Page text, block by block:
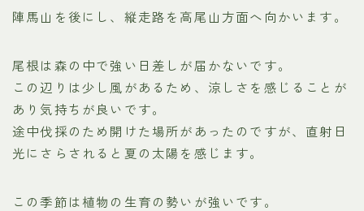
陣馬山を後にし、縦走路を高尾山方面へ向かいます。
尾根は森の中で強い日差しが届かないです。
この辺りは少し風があるため、涼しさを感じることが
あり気持ちが良いです。
途中伐採のため開けた場所があったのですが、直射日
光にさらされると夏の太陽を感じます。
この季節は植物の生育の勢いが強いです。